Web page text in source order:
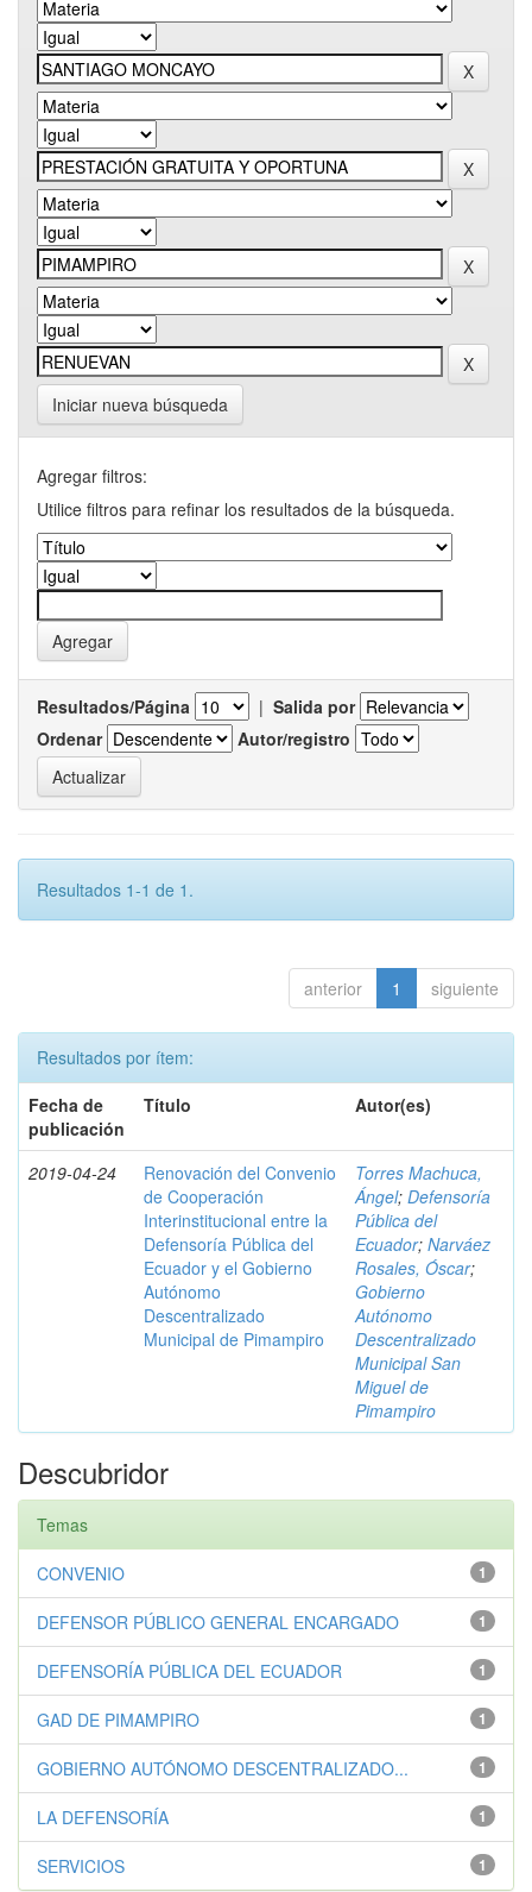
Iniciar nueva búsqueda
Agregar filtros:
Utilice filtros para refinar los resultados de la búsqueda.
Resultados/Página | Salida por
Ordenar
Autor/registro
Resultados 1-1 de 1.
anterior 1 siguiente
Resultados por ítem:
Fecha de
publicación
Título Autor(es)
2019-04-24
Renovación del Convenio
de Cooperación
Interinstitucional entre la
Defensoría Pública del
Ecuador y el Gobierno
Autónomo
Descentralizado
Municipal de Pimampiro
Torres Machuca,
Ángel; Defensoría
Pública del
Ecuador; Narváez
Rosales, Óscar;
Gobierno
Autónomo
Descentralizado
Municipal San
Miguel de
Pimampiro
Descubridor
Temas
1
CONVENIO
1
DEFENSOR PÚBLICO GENERAL ENCARGADO
1
DEFENSORÍA PÚBLICA DEL ECUADOR
1
GAD DE PIMAMPIRO
1
GOBIERNO AUTÓNOMO DESCENTRALIZADO...
1
LA DEFENSORÍA
1
SERVICIOS